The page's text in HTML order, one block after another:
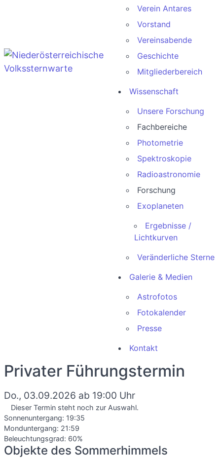
Verein Antares
Vorstand
Vereinsabende
Geschichte
Mitgliederbereich
Wissenschaft
Unsere Forschung
Fachbereiche
Photometrie
Spektroskopie
Radioastronomie
Forschung
Exoplaneten
Ergebnisse /
Lichtkurven
Veränderliche Sterne
Galerie & Medien
Astrofotos
Fotokalender
Presse
Kontakt
Privater Führungstermin
Do., 03.09.2026 ab 19:00 Uhr
Dieser Termin steht noch zur Auswahl.
Sonnenuntergang: 19:35
Monduntergang: 21:59
Beleuchtungsgrad: 60%
Objekte des Sommerhimmels